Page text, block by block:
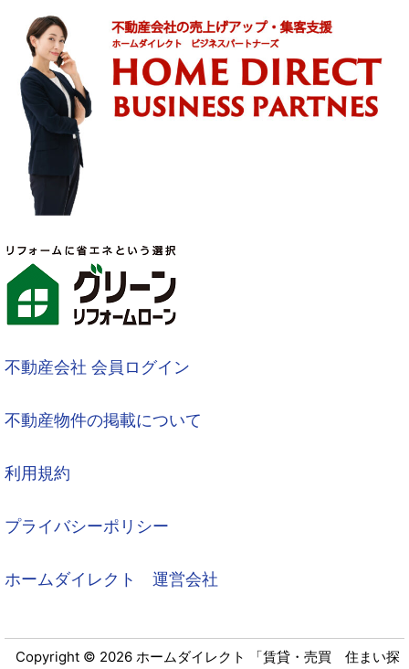
不動産会社 会員ログイン
不動産物件の掲載について
利用規約
プライバシーポリシー
ホームダイレクト 運営会社
Copyright © 2026 ホームダイレクト 「賃貸・売買 住まい探